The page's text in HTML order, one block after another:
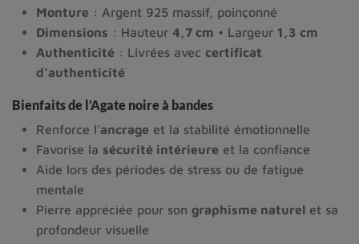
Monture : Argent 925 massif, poinçonné
Dimensions : Hauteur 4,7 cm • Largeur 1,3 cm
Authenticité : Livrées avec certificat
d’authenticité
Bienfaits de l’Agate noire à bandes
Renforce l’ancrage et la stabilité émotionnelle
Favorise la sécurité intérieure et la confiance
Aide lors des périodes de stress ou de fatigue
mentale
Pierre appréciée pour son graphisme naturel et sa
profondeur visuelle